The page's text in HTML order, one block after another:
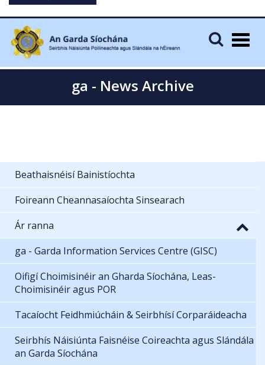
ga - News Archive
Beathaisnéisí Bainistíochta
Foireann Cheannasaíochta Sinsearach
Ár ranna
ga - Garda Information Services Centre (GISC)
Oifigí Choimisinéir an Gharda Síochána, Leas-
Choimisinéir agus POR
Tacaíocht Feidhmiúcháin & Seirbhísí Corparáideacha
Seirbhís Náisiúnta Faisnéise Coireachta agus Slándála
an Garda Síochána